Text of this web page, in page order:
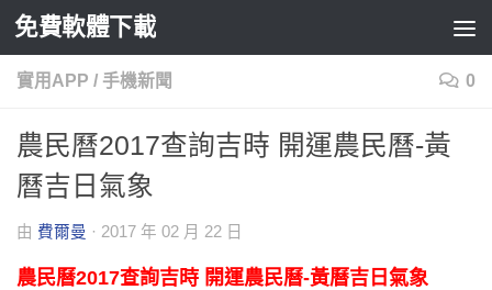
Skip to content
免費軟體下載
實用APP / 手機新聞 0
農民曆2017查詢吉時 開運農民曆-黃
曆吉日氣象
由 費爾曼 · 2017 年 02 月 22 日
農民曆2017查詢吉時 開運農民曆-黃曆吉日氣象